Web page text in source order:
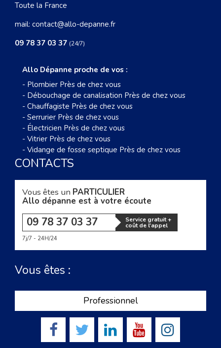
Toute la France
mail: contact@allo-depanne.fr
09 78 37 03 37 (24/7)
Allo Dépanne proche de vos :
- Plombier Près de chez vous
- Débouchage de canalisation Près de chez vous
- Chauffagiste Près de chez vous
- Serrurier Près de chez vous
- Électricien Près de chez vous
- Vitrier Près de chez vous
- Vidange de fosse septique Près de chez vous
CONTACTS
Vous êtes un PARTICULIER
Allo dépanne est à votre écoute
09 78 37 03 37 Service gratuit +
coût de l'appel
7j/7 - 24H/24
Vous êtes :
Professionnel